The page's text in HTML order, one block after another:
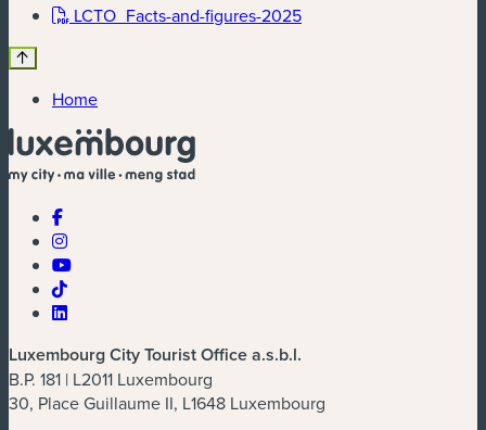
LCTO_Facts-and-figures-2025(new window)
Home
Luxembourg City Tourist Office a.s.b.l.
B.P. 181 | L2011 Luxembourg
30, Place Guillaume II, L1648 Luxembourg